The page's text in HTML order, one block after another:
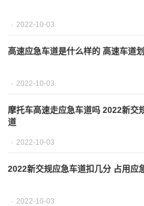
2022-10-03
高速应急车道是什么样的 高速车道
2022-10-03
摩托车高速走应急车道吗 2022新交
道
2022-10-03
2022新交规应急车道扣几分 占用应
2022-10-03